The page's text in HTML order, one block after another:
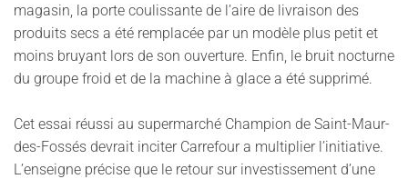
magasin, la porte coulissante de l’aire de livraison des
produits secs a été remplacée par un modèle plus petit et
moins bruyant lors de son ouverture. Enfin, le bruit nocturne
du groupe froid et de la machine à glace a été supprimé.
Cet essai réussi au supermarché Champion de Saint-Maur-
des-Fossés devrait inciter Carrefour a multiplier l’initiative.
L’enseigne précise que le retour sur investissement d’une